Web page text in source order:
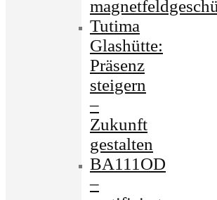
Tutima
Glashütte:
Präsenz
steigern
–
Zukunft
gestalten
BA111OD
–